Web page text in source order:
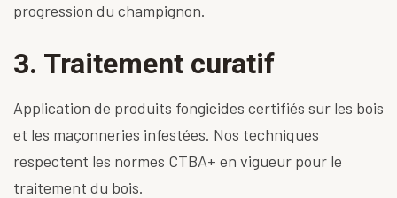
progression du champignon.
3. Traitement curatif
Application de produits fongicides certifiés sur les bois
et les maçonneries infestées. Nos techniques
respectent les normes CTBA+ en vigueur pour le
traitement du bois.